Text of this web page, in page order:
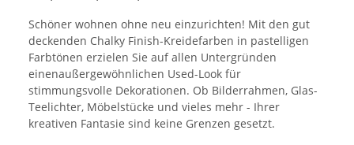
Schöner wohnen ohne neu einzurichten! Mit den gut
deckenden Chalky Finish-Kreidefarben in pastelligen
Farbtönen erzielen Sie auf allen Untergründen
einenaußergewöhnlichen Used-Look für
stimmungsvolle Dekorationen. Ob Bilderrahmen, Glas-
Teelichter, Möbelstücke und vieles mehr - Ihrer
kreativen Fantasie sind keine Grenzen gesetzt.